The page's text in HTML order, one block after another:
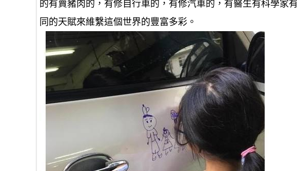
的有賣豬肉的，有修自行車的，有修汽車的，有醫生有科學家
同的天賦來維繫這個世界的豐富多彩。